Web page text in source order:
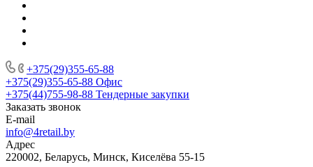
+375(29)355-65-88
+375(29)355-65-88 Офис
+375(44)755-98-88 Тендерные закупки
Заказать звонок
E-mail
info@4retail.by
Адрес
220002, Беларусь, Минск, Киселёва 55-15